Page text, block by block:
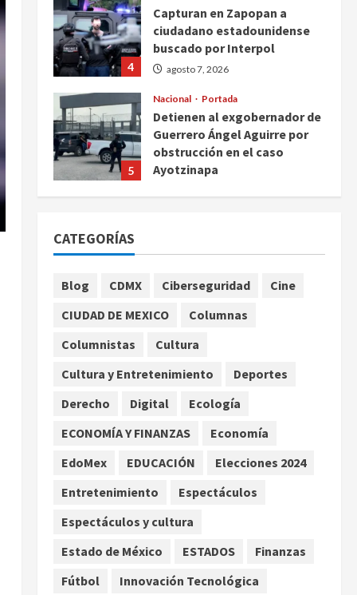
4
Capturan en Zapopan a
ciudadano estadounidense
buscado por Interpol
agosto 7, 2026
5
Nacional Portada
Detienen al exgobernador de
Guerrero Ángel Aguirre por
obstrucción en el caso
Ayotzinapa
zona aguacatera y Tierra
agosto 7, 2026
2
SMN pronostica lluvias
intensas, granizo y calor
agosto
agosto 7, 2026
Internacional
Christopher Landau
Foreign Policy sobre visita a
agosto 7, 2026
4
Capturan en Zapopan a
ciudadano estadounidense
agosto 7, 2026
CATEGORÍAS
Blog CDMX Ciberseguridad
Cine
CIUDAD DE MEXICO
Columnas
Columnistas
Cultura
Cultura y Entretenimiento
Deportes
Derecho
Digital
Ecología
ECONOMÍA Y FINANZAS
Economía
EdoMex
EDUCACIÓN
Elecciones 2024
Entretenimiento
Espectáculos
Espectáculos y cultura
Estado de México
ESTADOS
Finanzas
Fútbol
Innovación Tecnológica